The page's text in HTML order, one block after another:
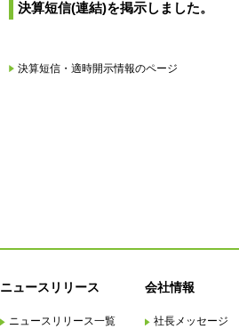
決算短信(連結)を掲示しました。
決算短信・適時開示情報のページ
ニュースリリース
ニュースリリース一覧
会社情報
社長メッセージ